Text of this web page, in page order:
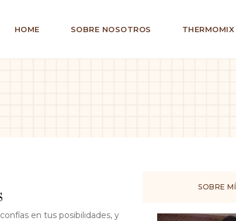
HOME SOBRE NOSOTROS THERMOMIX
en tus posibilidades, y
SOBRE MÍ